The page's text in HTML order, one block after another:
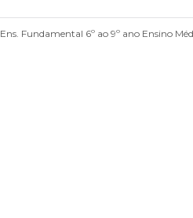
Ens. Fundamental 6º ao 9º ano Ensino